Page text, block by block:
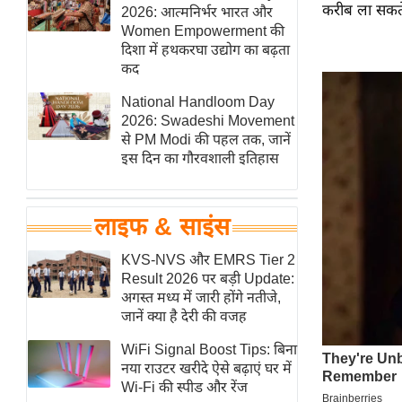
हॉलीवुड
फिल्म समीक्षा
Breaking
News
लाइफस्टाइल
टेक्नॉलॉजी
घरेलू नुस्खे
पर्यटन स्थल
फिटनेस मंत्रा
रिलेशनशिप
राजनीति
विश्लेषण
समसामयिक
मातृभूमि
2026: आत्मनिर्भर भारत और
Women Empowerment की
दिशा में हथकरघा उद्योग का बढ़ता
कद
National Handloom Day
2026: Swadeshi Movement
से PM Modi की पहल तक, जानें
इस दिन का गौरवशाली इतिहास
लाइफ & साइंस
KVS-NVS और EMRS Tier 2
Result 2026 पर बड़ी Update:
अगस्त मध्य में जारी होंगे नतीजे,
जानें क्या है देरी की वजह
WiFi Signal Boost Tips: बिना
नया राउटर खरीदे ऐसे बढ़ाएं घर में
Wi-Fi की स्पीड और रेंज
करीब ला